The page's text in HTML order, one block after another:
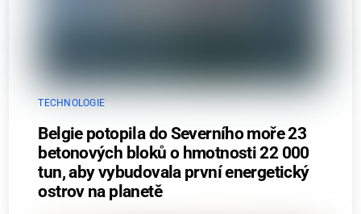
TECHNOLOGIE
Belgie potopila do Severního moře 23
betonových bloků o hmotnosti 22 000
tun, aby vybudovala první energetický
ostrov na planetě